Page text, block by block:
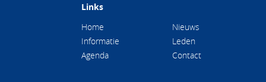
Links
Home
Informatie
Agenda
Nieuws
Leden
Contact